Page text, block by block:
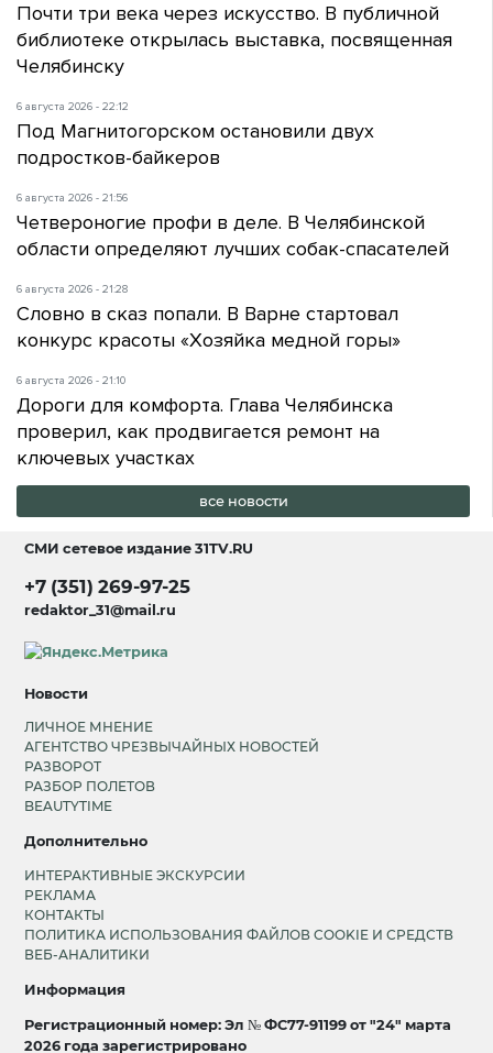
Почти три века через искусство. В публичной
библиотеке открылась выставка, посвященная
Челябинску
6 августа 2026 - 22:12
Под Магнитогорском остановили двух
подростков-байкеров
6 августа 2026 - 21:56
Четвероногие профи в деле. В Челябинской
области определяют лучших собак-спасателей
6 августа 2026 - 21:28
Словно в сказ попали. В Варне стартовал
конкурс красоты «Хозяйка медной горы»
6 августа 2026 - 21:10
Дороги для комфорта. Глава Челябинска
проверил, как продвигается ремонт на
ключевых участках
все новости
СМИ сетевое издание31TV.RU
+7 (351) 269-97-25
redaktor_31@mail.ru
Новости
ЛИЧНОЕ МНЕНИЕ
АГЕНТСТВО ЧРЕЗВЫЧАЙНЫХ НОВОСТЕЙ
РАЗВОРОТ
РАЗБОР ПОЛЕТОВ
BEAUTYTIME
Дополнительно
ИНТЕРАКТИВНЫЕ ЭКСКУРСИИ
РЕКЛАМА
КОНТАКТЫ
ПОЛИТИКА ИСПОЛЬЗОВАНИЯ ФАЙЛОВ COOKIE И СРЕДСТВ
ВЕБ-АНАЛИТИКИ
Информация
Регистрационный номер: Эл № ФС77-91199 от "24" марта
2026 года зарегистрировано